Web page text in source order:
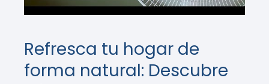
Refresca tu hogar de
forma natural: Descubre